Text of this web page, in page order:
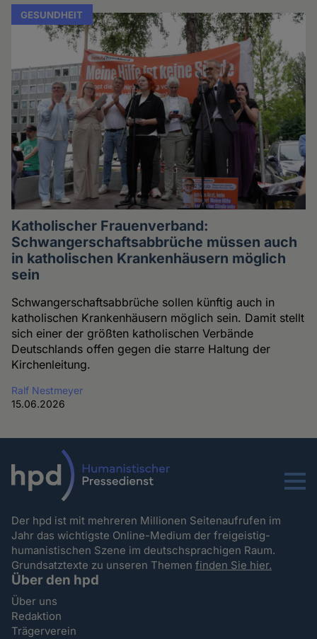
GESUNDHEIT
Katholischer Frauenverband:
Schwangerschaftsabbrüche müssen auch
in katholischen Krankenhäusern möglich
sein
Schwangerschaftsabbrüche sollen künftig auch in
katholischen Krankenhäusern möglich sein. Damit stellt
sich einer der größten katholischen Verbände
Deutschlands offen gegen die starre Haltung der
Kirchenleitung.
Ralf Nestmeyer
15.06.2026
Menu
Der hpd ist mit mehreren Millionen Seitenaufrufen im
Jahr das wichtigste Online-Medium der freigeistig-
humanistischen Szene im deutschsprachigen Raum.
Grundsatztexte zu unseren Themenfinden Sie hier.
Über den hpd
Über uns
Redaktion
Trägerverein